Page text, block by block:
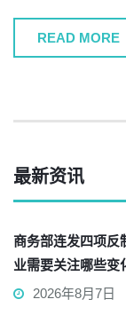
READ MORE
最新资讯
商务部连发四项反
业需要关注哪些变
2026年8月7日